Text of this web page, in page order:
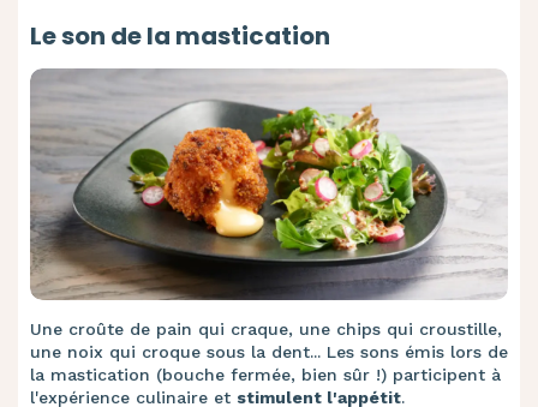
Le son de la mastication
Une croûte de pain qui craque, une chips qui croustille,
une noix qui croque sous la dent... Les sons émis lors de
la mastication (bouche fermée, bien sûr !) participent à
l'expérience culinaire et stimulent l'appétit.